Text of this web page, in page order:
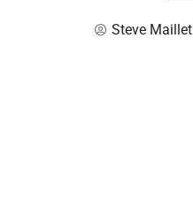
Steve Maillet